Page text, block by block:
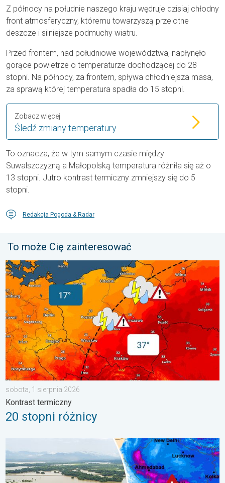
Z północy na południe naszego kraju wędruje dzisiaj chłodny
front atmosferyczny, któremu towarzyszą przelotne
deszcze i silniejsze podmuchy wiatru.
Przed frontem, nad południowe województwa, napłynęło
gorące powietrze o temperaturze dochodzącej do 28
stopni. Na północy, za frontem, spływa chłodniejsza masa,
za sprawą której temperatura spadła do 15 stopni.
Śledź zmiany temperatury
Zobacz więcej
To oznacza, że w tym samym czasie między
Suwalszczyzną a Małopolską temperatura różniła się aż o
13 stopni. Jutro kontrast termiczny zmniejszy się do 5
stopni.
Redakcja Pogoda & Radar
To może Cię zainteresować
20 stopni różnicy. Kontrast termiczny. . . sobota, 1 sierpnia
sobota, 1 sierpnia 2026
Kontrast termiczny
20 stopni różnicy
Powodzie i osuwiska w Azji. Nietypowy monsun. . . środa, 29